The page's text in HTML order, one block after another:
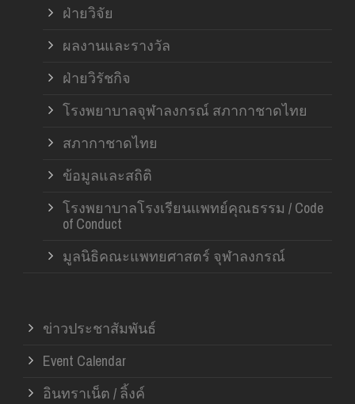
ฝ่ายวิจัย
ผลงานและรางวัล
ฝ่ายวิรัชกิจ
โรงพยาบาลจุฬาลงกรณ์ สภากาชาดไทย
สภากาชาดไทย
ข้อมูลและสถิติ
โรงพยาบาลโรงเรียนแพทย์คุณธรรม / Code
of Conduct
มูลนิธิคณะแพทยศาสตร์ จุฬาลงกรณ์
ข่าวประชาสัมพันธ์
Event Calendar
อินทราเน็ต / ลิ้งค์